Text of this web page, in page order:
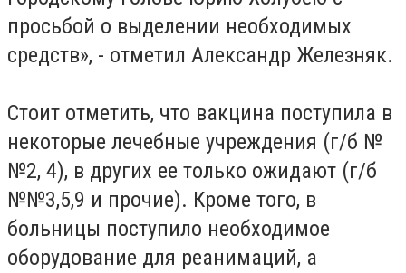
просьбой о выделении необходимых
средств», - отметил Александр Железняк.
Стоит отметить, что вакцина поступила в
некоторые лечебные учреждения (г/б №
№2, 4), в других ее только ожидают (г/б
№№3,5,9 и прочие). Кроме того, в
больницы поступило необходимое
оборудование для реанимаций, а